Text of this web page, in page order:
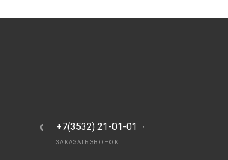
+7(3532) 21-01-01
ЗАКАЗАТЬ ЗВОНОК